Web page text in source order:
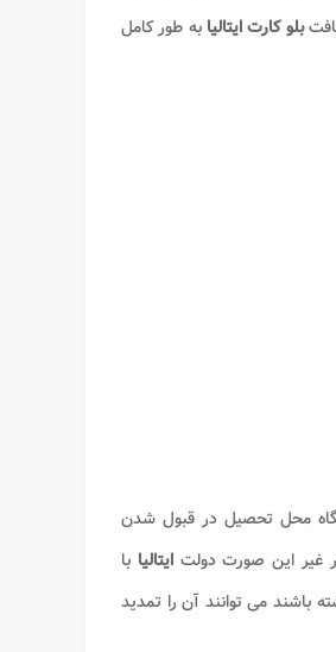
بلو کارت ایتالیا به طور کامل
محل تحصیل در قبول شدن
غیر این صورت دولتایتالیا با
باشند می توانند آن را تمدید